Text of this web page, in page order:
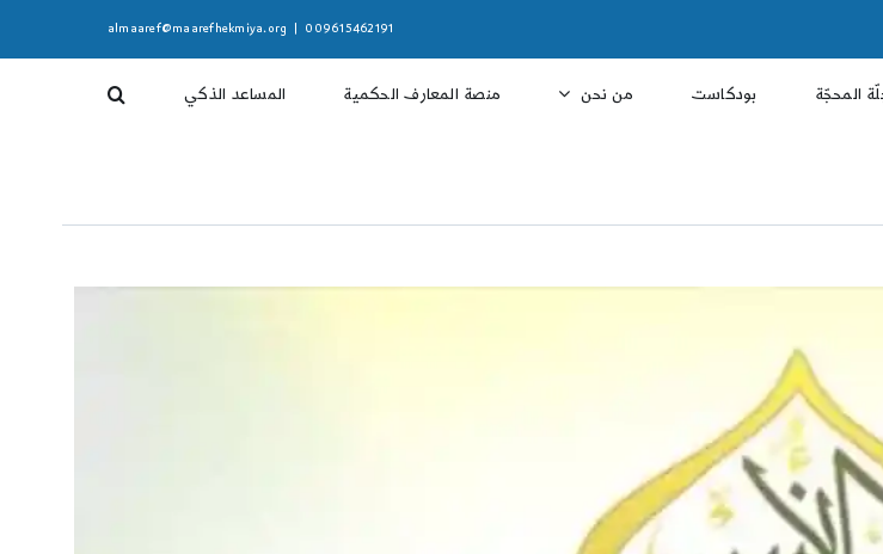
009615462191
almaaref@maarefhekmiya.org
المحجّة بودكاست من نحن منصة المعارف الحكمية المساعد الذكي